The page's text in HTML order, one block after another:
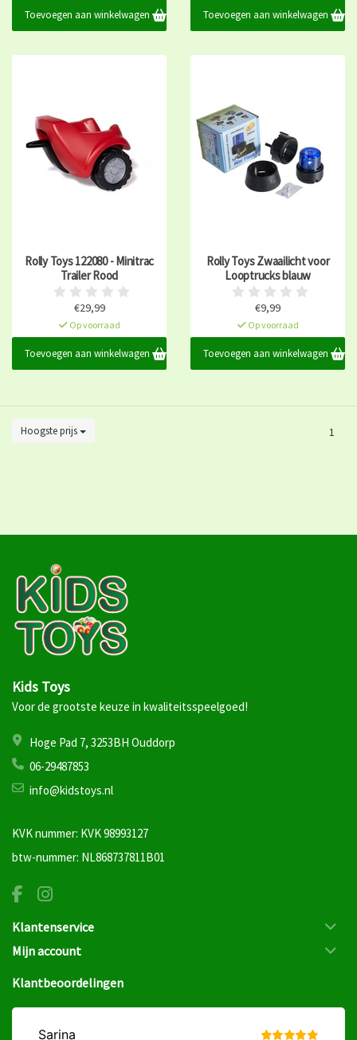
Toevoegen aan winkelwagen Toevoegen aan winkelwagen
Rolly Toys 122080 - Minitrac
Trailer Rood
€29,99
Op voorraad
Toevoegen aan winkelwagen
Rolly Toys Zwaailicht voor
Looptrucks blauw
€9,99
Op voorraad
Toevoegen aan winkelwagen
Hoogste prijs 1
Kids Toys
Voor de grootste keuze in kwaliteitsspeelgoed!
Hoge Pad 7, 3253BH Ouddorp
06-29487853
info@kidstoys.nl
KVK nummer: KVK 98993127
btw-nummer: NL868737811B01
Klantenservice
Mijn account
Klantbeoordelingen